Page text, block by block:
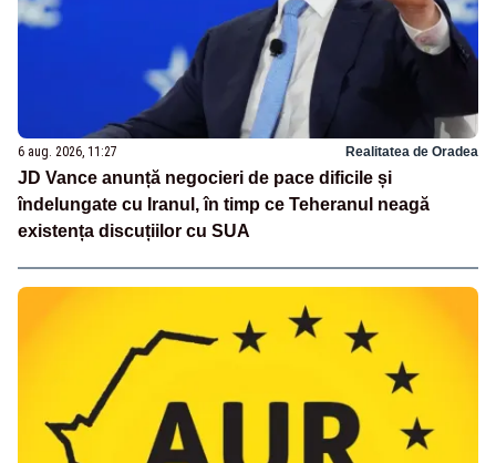
6 aug. 2026, 11:27 Realitatea de Oradea
JD Vance anunță negocieri de pace dificile și
îndelungate cu Iranul, în timp ce Teheranul neagă
existența discuțiilor cu SUA